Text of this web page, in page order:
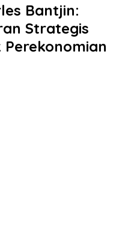
Bantjin:
Strategis